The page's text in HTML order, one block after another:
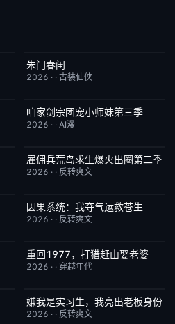
完结
朱门春闺
2026 · · 古装仙侠
完结 6.0
咱家剑宗团宠小师妹第三季
2026 · · AI漫
完结 6.0
雇佣兵荒岛求生爆火出圈第二季
2026 · · 反转爽文
完结
因果系统：我夺气运救苍生
2026 · · 反转爽文
完结 9.0
重回1977，打猎赶山娶老婆
2026 · · 穿越年代
完结 5.0
嫌我是实习生，我亮出老板身份
2026 · · 反转爽文